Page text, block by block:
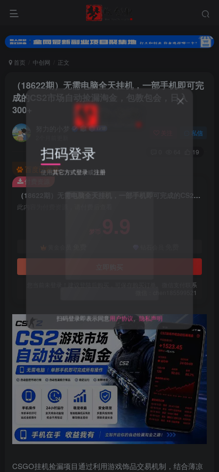
首页 中创网 正文
（18622期）无需电脑全天挂机，一部手机即可完
成的CS2市场自动捡漏淘金，包教包会，日入
300+
私信
19
百度已收录
（18622期）无需电脑全天挂机，一部手机即可完成的CS2市场自动捡漏淘金，包教包会，日入300+
此内容为付费资源，请付费后查看
您当前未登录！建议登陆后购买，可保存购买订单。微信支付联系
微信：chen185599521
付费资源
CSGO挂机捡漏项目通过利用游戏饰品交易机制，结合薄凉
扫码登录
使用其它方式登录或注册
扫码登录即表示同意用户协议 、 隐私声明